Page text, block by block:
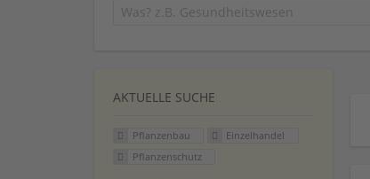
AKTUELLE SUCHE
Pflanzenbau
Einzelhandel
Pflanzenschutz